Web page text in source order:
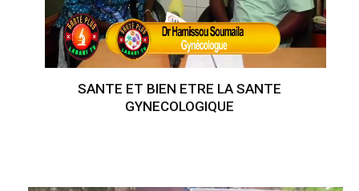
SANTE ET BIEN ETRE LA SANTE
GYNECOLOGIQUE